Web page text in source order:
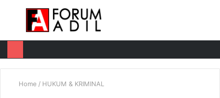
Menu
Home / HUKUM & KRIMINAL